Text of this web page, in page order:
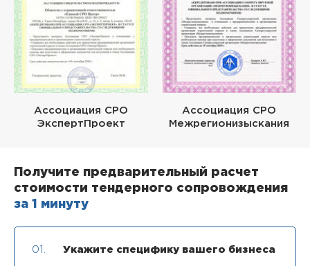
Ассоциация СРО
ЭкспертПроект
Ассоциация СРО
Межрегионизыскания
Получите предварительный расчет
стоимости тендерного сопровождения
за 1 минуту
01. Укажите специфику вашего бизнеса